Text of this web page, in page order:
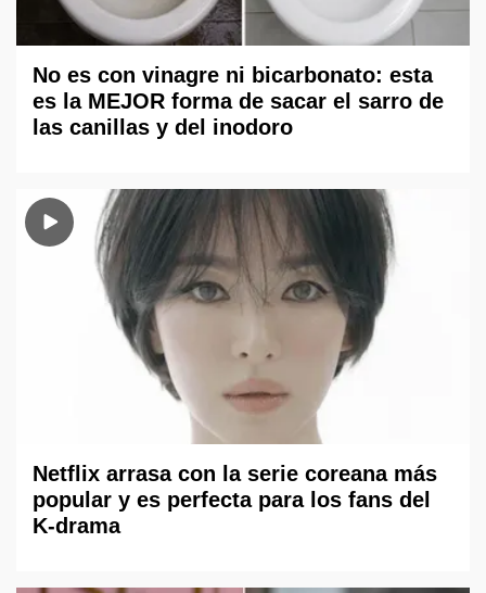
No es con vinagre ni bicarbonato: esta
es la MEJOR forma de sacar el sarro de
las canillas y del inodoro
Netflix arrasa con la serie coreana más
popular y es perfecta para los fans del
K-drama